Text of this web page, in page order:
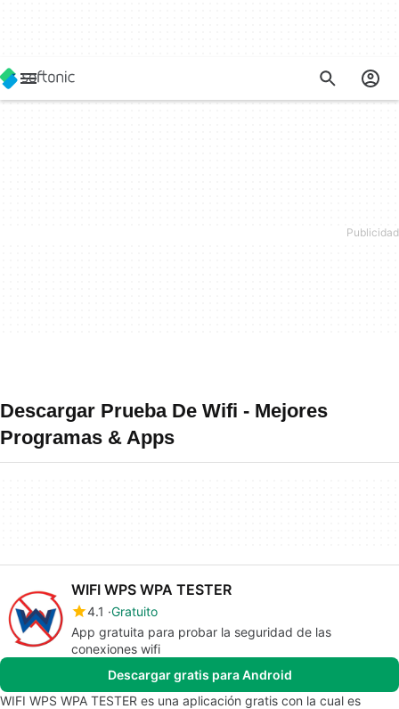
Descargar Prueba De Wifi - Mejores
Programas & Apps
WIFI WPS WPA TESTER
4.1 Gratuito
App gratuita para probar la seguridad de las
conexiones wifi
Descargar gratis para Android
WIFI WPS WPA TESTER es una aplicación gratis con la cual es